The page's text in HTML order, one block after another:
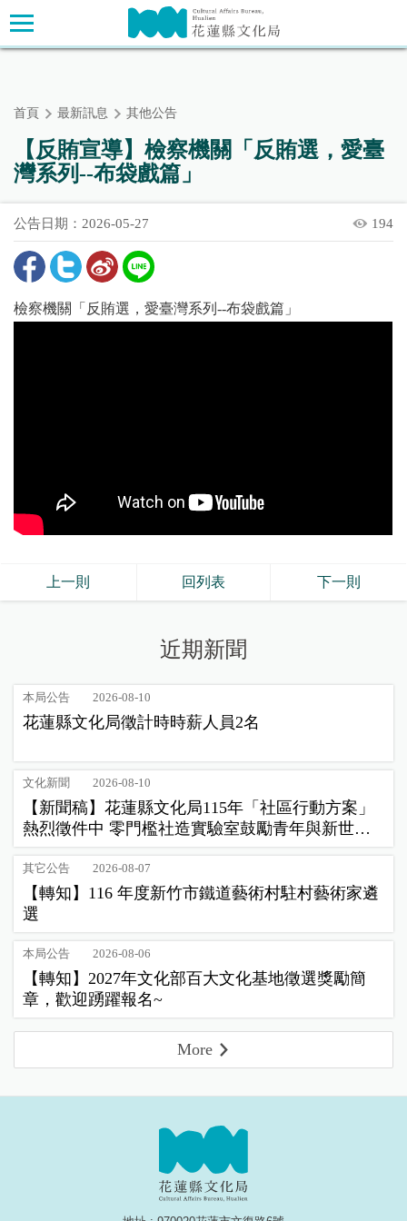
跳
到
主
主要內容區塊
首頁 最新訊息 其他公告
【反賄宣導】檢察機關「反賄選，愛臺
灣系列--布袋戲篇」
公告日期：2026-05-27 194
檢察機關「反賄選，愛臺灣系列--布袋戲篇」
上一則 回列表 下一則
近期新聞
本局公告 2026-08-10
花蓮縣文化局徵計時時薪人員2名
文化新聞 2026-08-10
【新聞稿】花蓮縣文化局115年「社區行動方案」
熱烈徵件中 零門檻社造實驗室鼓勵青年與新世代
公民踴躍提案
其它公告 2026-08-07
【轉知】116 年度新竹市鐵道藝術村駐村藝術家遴
選
本局公告 2026-08-06
【轉知】2027年文化部百大文化基地徵選獎勵簡
章，歡迎踴躍報名~
More